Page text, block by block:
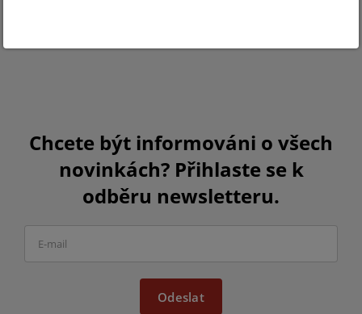
Chcete být informováni o všech
novinkách? Přihlaste se k
odběru newsletteru.
Odeslat